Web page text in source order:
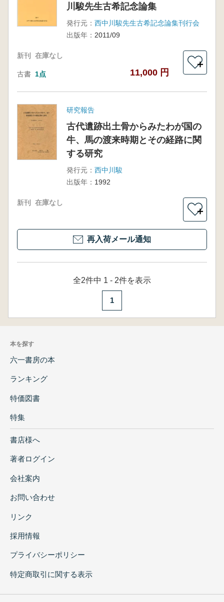
川駿先生古希記念論集
発行元： 西中川駿先生古希記念論集刊行会
出版年： 2011/09
新刊 在庫なし
古書 1点 11,000 円
＋
研究報告
古代遺跡出土骨からみたわが国の
牛、馬の渡来時期とその経路に関
する研究
発行元： 西中川駿
出版年： 1992
新刊 在庫なし
＋
再入荷メール通知
全2件中 1 - 2件を表示
1
本を探す
六一書房の本
ランキング
特価図書
特集
書店様へ
著者ログイン
会社案内
お問い合わせ
リンク
採用情報
プライバシーポリシー
特定商取引に関する表示